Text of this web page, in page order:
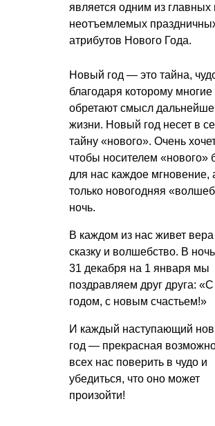
является одним из главных
неотъемлемых
атрибутов Нового Года.
Новый год — это тайна,
благодаря которому
обретают смысл
жизни. Новый год несет в
тайну «нового». Очень
чтобы носителем «нового»
для нас каждое мгновение,
только новогодняя
ночь.
В каждом из нас живет вера
сказку и волшебство. В
31 декабря на 1 января мы
поздравляем друг друга:
годом, с новым счастьем!»
И каждый наступающий
год — прекрасная
всех нас поверить в чудо и
убедиться, что оно может
произойти!